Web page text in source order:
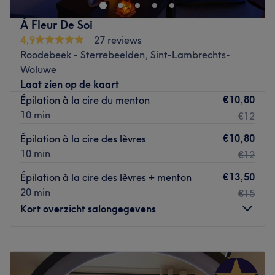
Entre les stations de métro Gribaumont et Joséphine-
Charlotte.
L’équipe :
Une formidable équipe de professionnelles vous accueille
chaleureusement et vous propose des soins esthétiques de
qualité, 100% vous et adaptés à vos besoins ainsi que vos
envies.
Nos coups de cœur :
L’atmosphère : Espace entièrement dédié à la beauté et
au bien-être, idéal pour prendre soin de soi en toute
brésiliennes.
Go to venue
À Fleur De Soi
4,9
27 reviews
Roodebeek - Sterrebeelden, Sint-Lambrechts-
Woluwe
Laat zien op de kaart
Épilation à la cire du menton
10 min
€10,80
€12
Épilation à la cire des lèvres
10 min
€10,80
€12
Épilation à la cire des lèvres + menton
20 min
€13,50
€15
Kort overzicht salongegevens
Dinsdag
Gesloten
Woensdag
Gesloten